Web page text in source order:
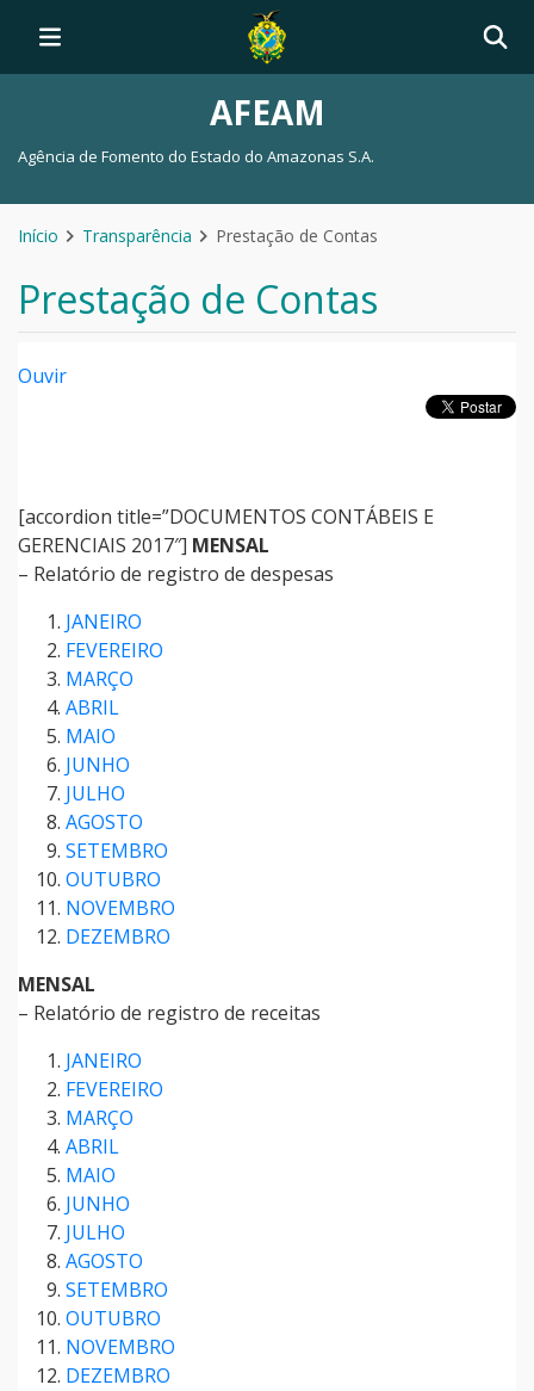
AFEAM
Agência de Fomento do Estado do Amazonas S.A.
Início Transparência Prestação de Contas
Prestação de Contas
Ouvir
[accordion title=”DOCUMENTOS CONTÁBEIS E
GERENCIAIS 2017″] MENSAL
– Relatório de registro de despesas
JANEIRO
FEVEREIRO
MARÇO
ABRIL
MAIO
JUNHO
JULHO
AGOSTO
SETEMBRO
OUTUBRO
NOVEMBRO
DEZEMBRO
MENSAL
– Relatório de registro de receitas
JANEIRO
FEVEREIRO
MARÇO
ABRIL
MAIO
JUNHO
JULHO
AGOSTO
SETEMBRO
OUTUBRO
NOVEMBRO
DEZEMBRO